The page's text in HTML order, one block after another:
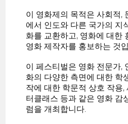
이 영화제의 목적은 사회적,
에서 인도와 다른 국가의 지
화를 교환하고, 영화에 대한
영화 제작자를 홍보하는 것
이 페스티벌은 영화 전문가,
화의 다양한 측면에 대한 학
작에 대한 학문적 상호 작용,
터클래스 등과 같은 영화 감
럼을 개최합니다.